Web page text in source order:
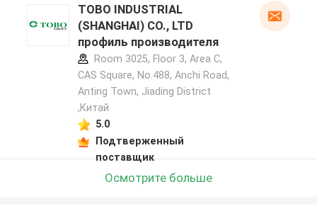
TOBO INDUSTRIAL
(SHANGHAI) CO., LTD
профиль производителя
Room 3025, Floor 3, Area C,
CAS Square, No.488, Anchi Road,
Anting Town, Jiading District
,Китай
5.0
Подтверженный
поставщик
Осмотрите больше